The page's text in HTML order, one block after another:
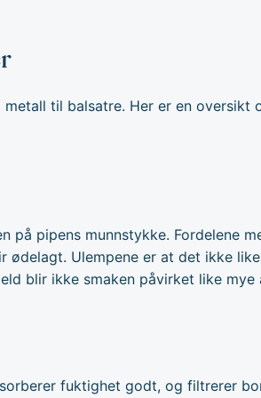
til balsatre. Her er en
på pipens munnstykke. Fordelene
ødelagt. Ulempene er at det ikke
blir ikke smaken påvirket like
fuktighet godt, og filtrerer